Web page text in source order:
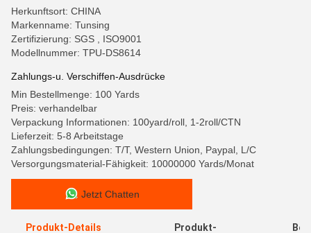
Herkunftsort: CHINA
Markenname: Tunsing
Zertifizierung: SGS , ISO9001
Modellnummer: TPU-DS8614
Zahlungs-u. Verschiffen-Ausdrücke
Min Bestellmenge: 100 Yards
Preis: verhandelbar
Verpackung Informationen: 100yard/roll, 1-2roll/CTN
Lieferzeit: 5-8 Arbeitstage
Zahlungsbedingungen: T/T, Western Union, Paypal, L/C
Versorgungsmaterial-Fähigkeit: 10000000 Yards/Monat
Jetzt Chatten
Produkt-Details
Produkt-